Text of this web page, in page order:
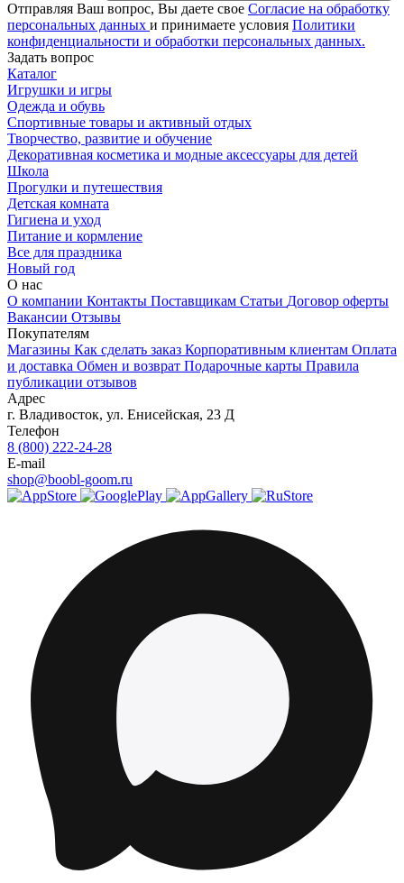
Отправляя Ваш вопрос, Вы даете свое Согласие на обработку
персональных данных и принимаете условия Политики
конфиденциальности и обработки персональных данных.
Задать вопрос
Каталог
Игрушки и игры
Одежда и обувь
Спортивные товары и активный отдых
Творчество, развитие и обучение
Декоративная косметика и модные аксессуары для детей
Школа
Прогулки и путешествия
Детская комната
Гигиена и уход
Питание и кормление
Все для праздника
Новый год
О нас
О компании Контакты Поставщикам Статьи Договор оферты
Вакансии Отзывы
Покупателям
Магазины Как сделать заказ Корпоративным клиентам Оплата
и доставка Обмен и возврат Подарочные карты Правила
публикации отзывов
Адрес
г. Владивосток, ул. Енисейская, 23 Д
Телефон
8 (800) 222-24-28
E-mail
shop@boobl-goom.ru